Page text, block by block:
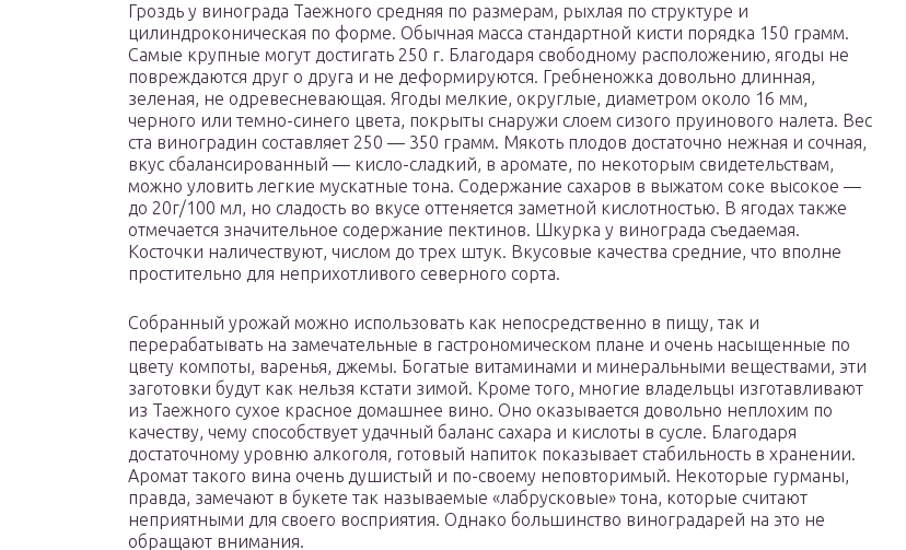
Гроздь у винограда Таежного средняя по размерам, рыхлая по структуре и
цилиндроконическая по форме. Обычная масса стандартной кисти порядка 150 грамм.
Самые крупные могут достигать 250 г. Благодаря свободному расположению, ягоды не
повреждаются друг о друга и не деформируются. Гребненожка довольно длинная,
зеленая, не одревесневающая. Ягоды мелкие, округлые, диаметром около 16 мм,
черного или темно-синего цвета, покрыты снаружи слоем сизого пруинового налета. Вес
ста виноградин составляет 250 — 350 грамм. Мякоть плодов достаточно нежная и сочная,
вкус сбалансированный — кисло-сладкий, в аромате, по некоторым свидетельствам,
можно уловить легкие мускатные тона. Содержание сахаров в выжатом соке высокое —
до 20г/100 мл, но сладость во вкусе оттеняется заметной кислотностью. В ягодах также
отмечается значительное содержание пектинов. Шкурка у винограда съедаемая.
Косточки наличествуют, числом до трех штук. Вкусовые качества средние, что вполне
простительно для неприхотливого северного сорта.
Собранный урожай можно использовать как непосредственно в пищу, так и
перерабатывать на замечательные в гастрономическом плане и очень насыщенные по
цвету компоты, варенья, джемы. Богатые витаминами и минеральными веществами, эти
заготовки будут как нельзя кстати зимой. Кроме того, многие владельцы изготавливают
из Таежного сухое красное домашнее вино. Оно оказывается довольно неплохим по
качеству, чему способствует удачный баланс сахара и кислоты в сусле. Благодаря
достаточному уровню алкоголя, готовый напиток показывает стабильность в хранении.
Аромат такого вина очень душистый и по-своему неповторимый. Некоторые гурманы,
правда, замечают в букете так называемые «лабрусковые» тона, которые считают
неприятными для своего восприятия. Однако большинство виноградарей на это не
обращают внимания.